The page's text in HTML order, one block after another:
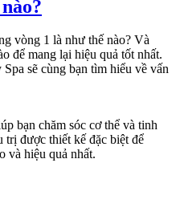
vòng 1 là như thế nào? Và
để mang lại hiệu quả tốt nhất.
sẽ cùng bạn tìm hiểu về vấn
bạn chăm sóc cơ thể và tinh
trị được thiết kế đặc biệt để
và hiệu quả nhất.